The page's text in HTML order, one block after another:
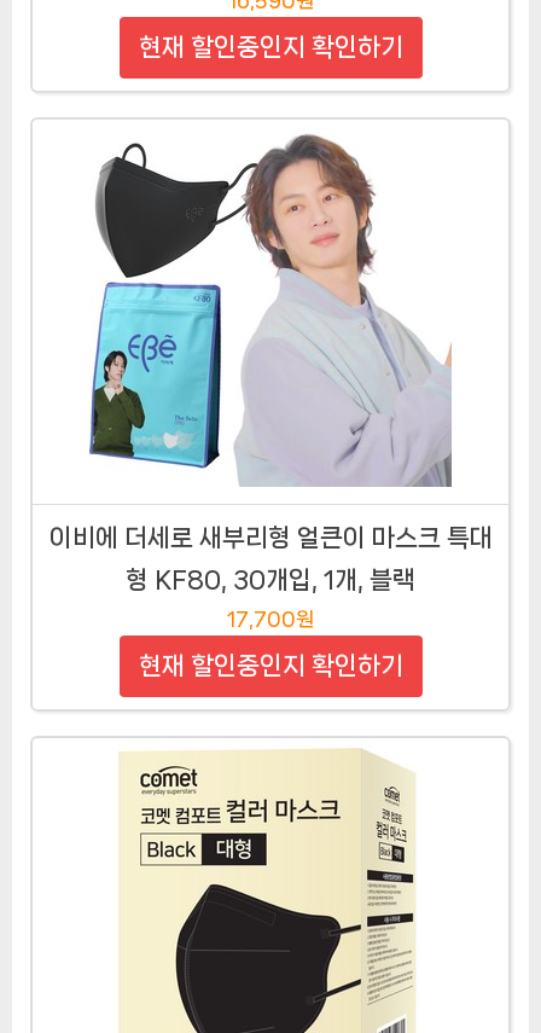
현재 할인중인지 확인하기
이비에 더세로 새부리형 얼큰이 마스크 특대
형 KF80, 30개입, 1개, 블랙
17,700원
현재 할인중인지 확인하기